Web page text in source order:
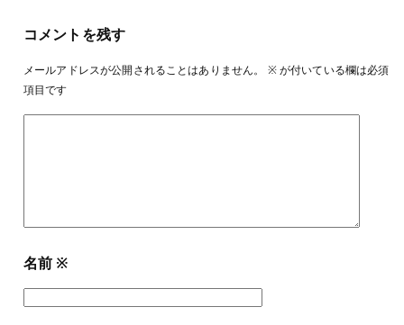
コメントを残す
メールアドレスが公開されることはありません。 ※が付いている欄は必須
項目です
名前 ※